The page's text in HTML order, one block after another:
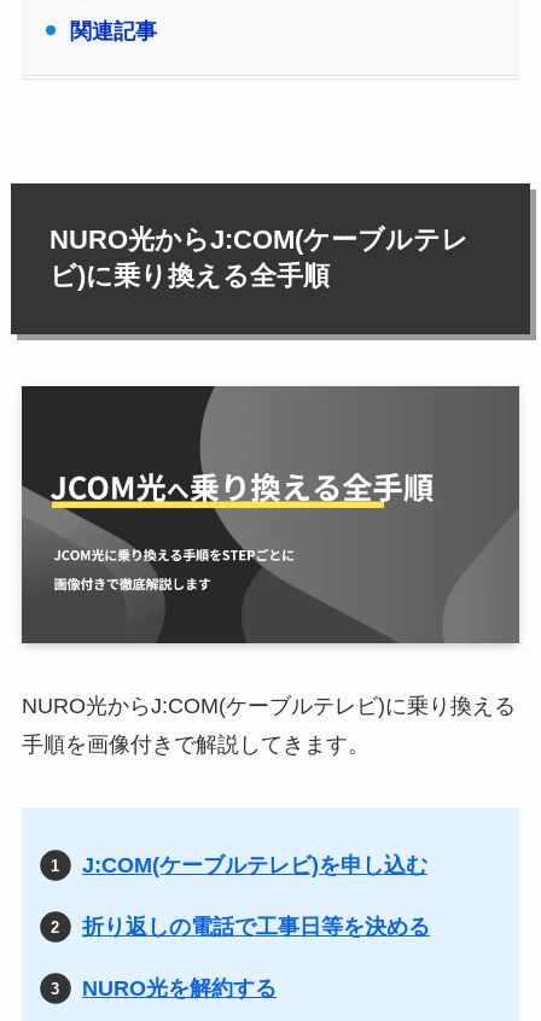
関連記事
NURO光からJ:COM(ケーブルテレ
ビ)に乗り換える全手順
NURO光からJ:COM(ケーブルテレビ)に乗り換える
手順を画像付きで解説してきます。
J:COM(ケーブルテレビ)を申し込む
折り返しの電話で工事日等を決める
NURO光を解約する